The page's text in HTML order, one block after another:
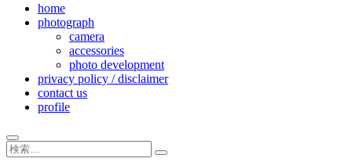
home
photograph
camera
accessories
photo development
privacy policy / disclaimer
contact us
profile